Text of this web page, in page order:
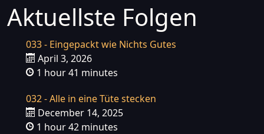
Aktuellste Folgen
033 - Eingepackt wie Nichts Gutes
April 3, 2026
1 hour 41 minutes
032 - Alle in eine Tüte stecken
December 14, 2025
1 hour 42 minutes